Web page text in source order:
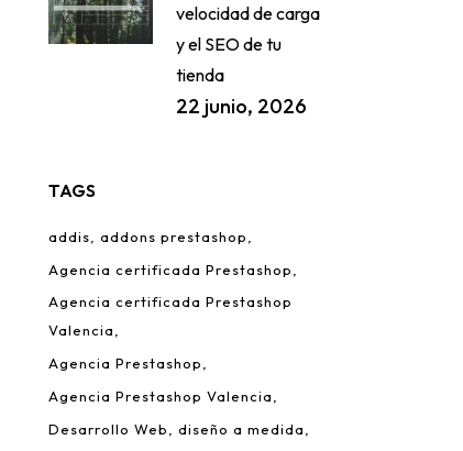
velocidad de carga
y el SEO de tu
tienda
22 junio, 2026
TAGS
addis
addons prestashop
Agencia certificada Prestashop
Agencia certificada Prestashop
Valencia
Agencia Prestashop
Agencia Prestashop Valencia
Desarrollo Web
diseño a medida